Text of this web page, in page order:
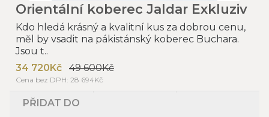
Orientální koberec Jaldar Exkluziv
Kdo hledá krásný a kvalitní kus za dobrou cenu,
měl by vsadit na pákistánský koberec Buchara.
Jsou t..
34 720Kč
49 600Kč
Cena bez DPH: 28 694Kč
PŘIDAT DO